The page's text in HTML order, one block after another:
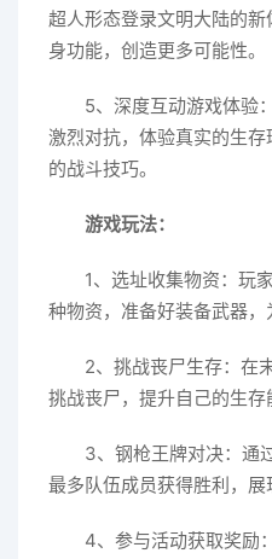
超人形态登录文明大陆的
身功能，创造更多可能性。
5、深度互动游戏体验
激烈对抗，体验真实的生
的战斗技巧。
游戏玩法：
1、选址收集物资：玩
种物资，准备好装备武器，
2、挑战丧尸生存：在
挑战丧尸，提升自己的生存
3、钢枪王牌对决：通
最多队伍成员获得胜利，展
4、参与活动获取奖励